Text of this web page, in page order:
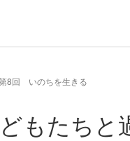
8回 いのちを生きる
もたち